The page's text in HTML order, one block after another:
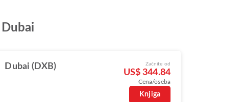
Dubai (DXB) Začnite od
US$ 344.84
Cena/oseba
Knjiga